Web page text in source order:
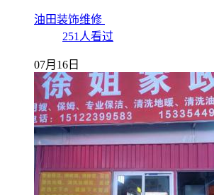
油田装饰维修
251人看过
07月16日